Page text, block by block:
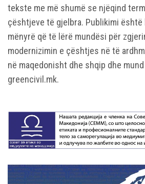
tekste me më shumë se njëqind
çështjeve të gjelbra. Publikimi është
mënyrë që të lërë mundësi për
modernizimin e çështjes në të
në maqedonisht dhe shqip dhe
greencivil.mk.